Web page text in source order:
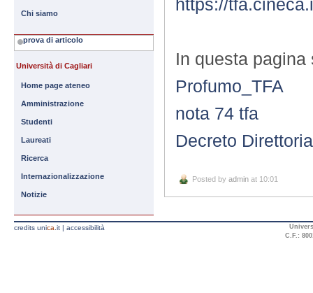
https://
In questa
Profumo_TFA
nota 74 tfa
Decreto
Posted by admin at 10:01
Chi siamo
prova di articolo
Università di Cagliari
Home page ateneo
Amministrazione
Studenti
Laureati
Ricerca
Internazionalizzazione
Notizie
credits unica .it | accessibilità
C.F.: